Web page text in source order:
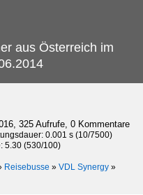
aus Österreich im
325 Aufrufe, 0 Kommentare
0.001 s (10/7500)
5.30 (530/100)
Reisebusse » VDL Synergy »